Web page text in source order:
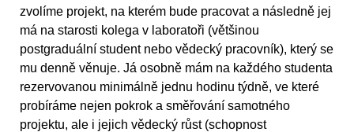
zvolíme projekt, na kterém bude pracovat a následně jej
má na starosti kolega v laboratoři (většinou
postgraduální student nebo vědecký pracovník), který se
mu denně věnuje. Já osobně mám na každého studenta
rezervovanou minimálně jednu hodinu týdně, ve které
probíráme nejen pokrok a směřování samotného
projektu, ale i jejich vědecký růst (schopnost